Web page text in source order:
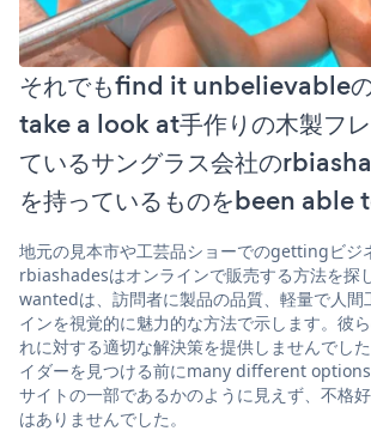
それでもfind it unbelievableの
take a look at手作りの木製フ
ているサングラス会社の
を持っているものをbeen able
地元の見本市や工芸品ショーでのgettingビジ
rbiashadesはオンラインで販売する方法を探
wantedは、訪問者に製品の品質、軽量で人間
インを視覚的に魅力的な方法で示します。彼
れに対する適切な解決策を提供しませんでし
イダーを見つける前にmany different options
サイトの一部であるかのように見えず、不格
はありませんでした。